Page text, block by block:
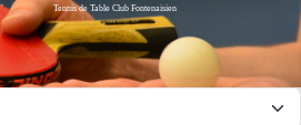
Tennis de Table Club Fontenaisien